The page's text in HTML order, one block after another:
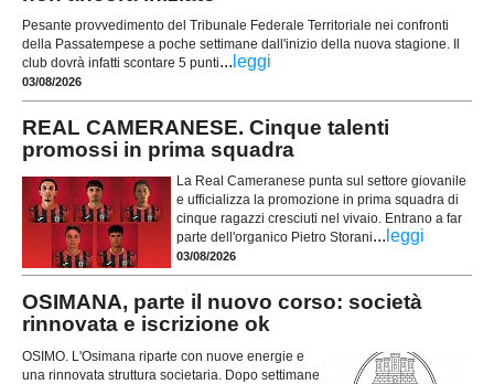
Pesante provvedimento del Tribunale Federale Territoriale nei confronti
della Passatempese a poche settimane dall'inizio della nuova stagione. Il
club dovrà infatti scontare 5 punti... leggi
03/08/2026
REAL CAMERANESE. Cinque talenti
promossi in prima squadra
La Real Cameranese punta sul settore giovanile
e ufficializza la promozione in prima squadra di
cinque ragazzi cresciuti nel vivaio. Entrano a far
parte dell'organico Pietro Storani... leggi
03/08/2026
OSIMANA, parte il nuovo corso: società
rinnovata e iscrizione ok
OSIMO. L'Osimana riparte con nuove energie e
una rinnovata struttura societaria. Dopo settimane